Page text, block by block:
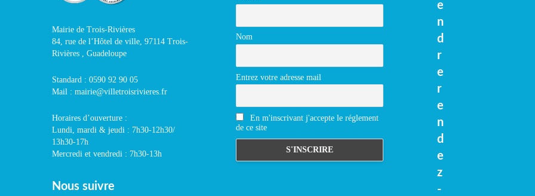
Mairie de Trois-Rivières
84, rue de l’Hôtel de ville, 97114 Trois-
Rivières , Guadeloupe
Standard : 0590 92 90 05
Mail : mairie@villetroisrivieres.fr
Horaires d’ouverture :
Lundi, mardi & jeudi : 7h30-12h30/
13h30-17h
Mercredi et vendredi : 7h30-13h
Nous suivre
Nom
Entrez votre adresse mail
En m'inscrivant j'accepte le réglement
de ce site
e
n
d
r
e
r
e
n
d
e
z
-